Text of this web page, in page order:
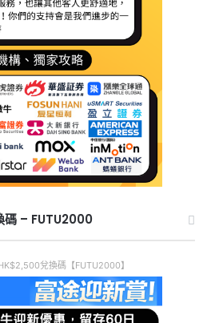
碼 – FUTU2000
兌換碼【FUTU2000】